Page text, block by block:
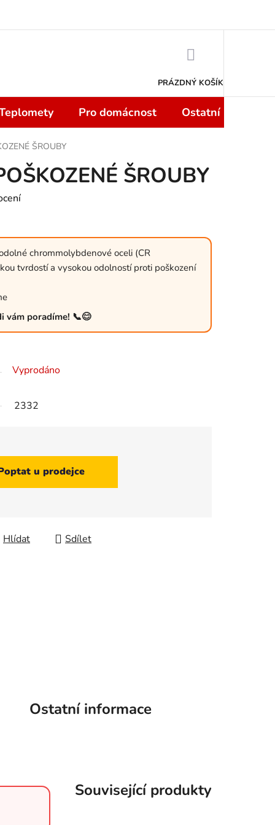
PRÁZDNÝ KOŠÍK
Pro domácnost Ostatní
ŠROUBY
ŠROUBY
chrommolybdenové oceli (CR
tvrdostí a vysokou odolností proti poškození
vám poradíme! 📞😊
Vyprodáno
2332
u prodejce
Hlídat Sdílet
Ostatní informace
Související produkty